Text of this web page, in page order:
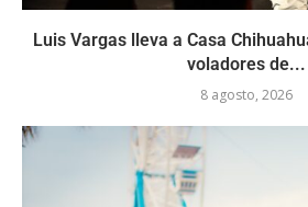
Luis Vargas lleva a Casa
voladores de...
8 agosto, 2026